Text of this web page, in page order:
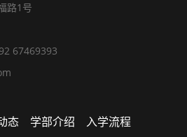
路1号
67469393
态 学部介绍 入学流程